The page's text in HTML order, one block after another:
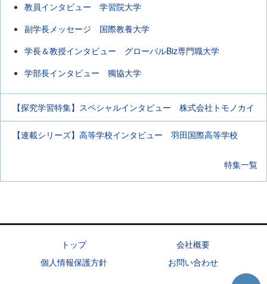
教員インタビュー 学習院大学
副学長メッセージ 国際教養大学
学長＆教授インタビュー グローバルBiz専門職大学
学部長インタビュー 獨協大学
【探究学習特集】スペシャルインタビュー 株式会社トモノカイ
【連載シリーズ】高等学校インタビュー 羽田国際高等学校
特集一覧
トップ
会社概要
個人情報保護方針
お問い合わせ